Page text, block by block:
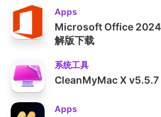
Apps
Microsoft Office 2024
解版下载
系统工具
CleanMyMac X v5.5.7
Apps